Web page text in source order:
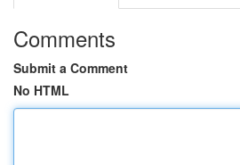
Comments
Submit a Comment
No HTML